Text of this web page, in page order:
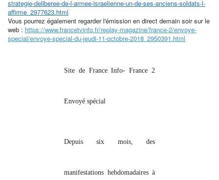
strategie-deliberee-de-l-armee-israelienne-un-de-ses-anciens-soldats-l-
affirme_2977623.html
Vous pourrez également regarder l'émission en direct demain soir sur le
web : https://www.francetvinfo.fr/replay-magazine/france-2/envoye-
special/envoye-special-du-jeudi-11-octobre-2018_2950391.html
Site de France Info- France 2
Envoyé spécial
Depuis six mois, des
manifestations hebdomadaires à